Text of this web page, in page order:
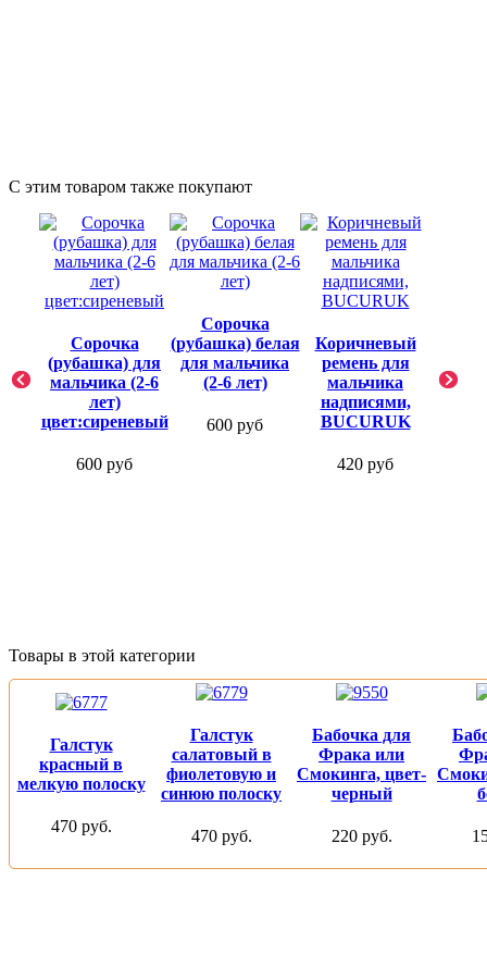
С этим товаром также покупают
Сорочка
(рубашка) для
мальчика (2-6
лет)
цвет:сиреневый
600 руб
Сорочка
(рубашка) белая
для мальчика
(2-6 лет)
600 руб
Коричневый
ремень для
мальчика
надписями,
BUCURUK
420 руб
Товары в этой категории
Галстук
красный в
мелкую полоску
470 руб.
Галстук
салатовый в
фиолетовую и
синюю полоску
470 руб.
Бабочка для
Фрака или
Смокинга, цвет-
черный
220 руб.